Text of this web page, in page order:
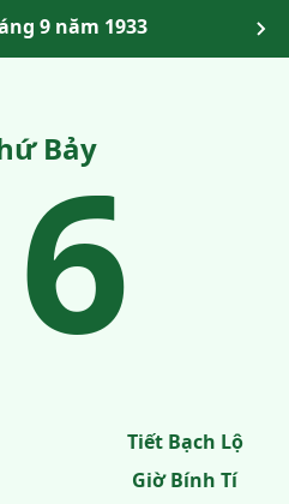
9 năm 1933
Bảy
Tiết Bạch Lộ
Giờ Bính Tí